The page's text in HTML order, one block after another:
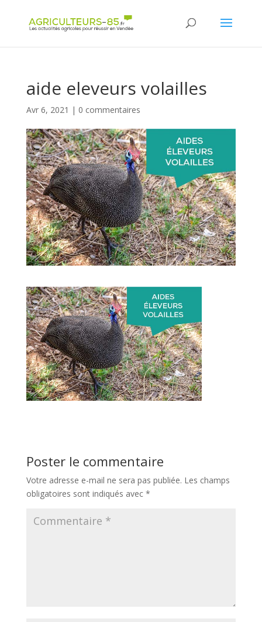
aide eleveurs volailles
Avr 6, 2021 | 0 commentaires
Poster le commentaire
Votre adresse e-mail ne sera pas publiée. Les champs
obligatoires sont indiqués avec *